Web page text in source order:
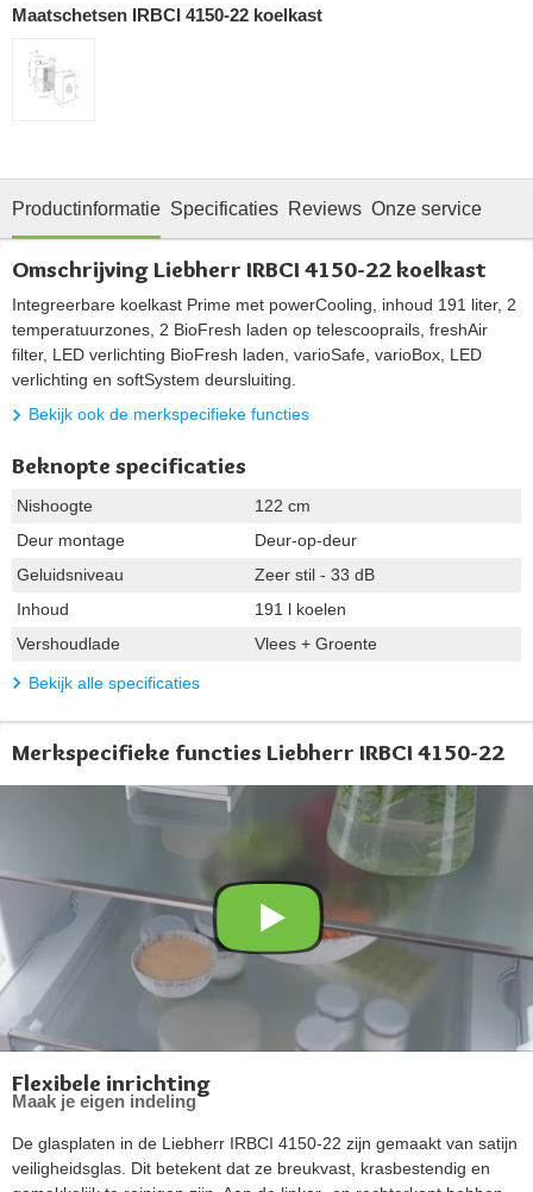
Maatschetsen IRBCI 4150-22 koelkast
Productinformatie Specificaties Reviews Onze service
Omschrijving Liebherr IRBCI 4150-22 koelkast
Integreerbare koelkast Prime met powerCooling, inhoud 191 liter, 2
temperatuurzones, 2 BioFresh laden op telescooprails, freshAir
filter, LED verlichting BioFresh laden, varioSafe, varioBox, LED
verlichting en softSystem deursluiting.
Bekijk ook de merkspecifieke functies
Beknopte specificaties
Nishoogte
122 cm
Deur montage
Deur-op-deur
Geluidsniveau
Zeer stil - 33 dB
Inhoud
191 l koelen
Vershoudlade
Vlees + Groente
Bekijk alle specificaties
Merkspecifieke functies Liebherr IRBCI 4150-22
Flexibele inrichting
Maak je eigen indeling
De glasplaten in de Liebherr IRBCI 4150-22 zijn gemaakt van satijn
veiligheidsglas. Dit betekent dat ze breukvast, krasbestendig en